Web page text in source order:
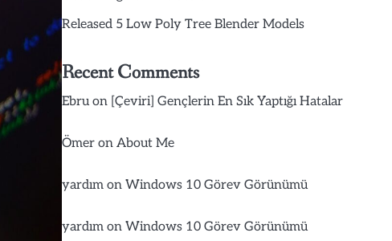
Released 5 Low Poly Tree Blender Models
Recent Comments
Ebruon [Çeviri] Gençlerin En Sık Yaptığı Hatalar
Ömeron About Me
yardımon Windows 10 Görev Görünümü
yardımon Windows 10 Görev Görünümü